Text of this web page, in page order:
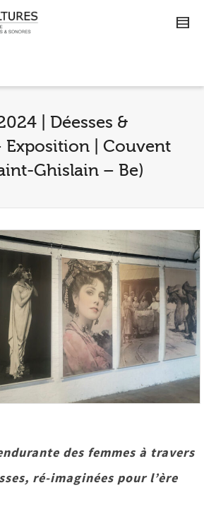
| Déesses &
Exposition | Couvent
Ghislain – Be)
des femmes à travers
ré-imaginées pour l’ère